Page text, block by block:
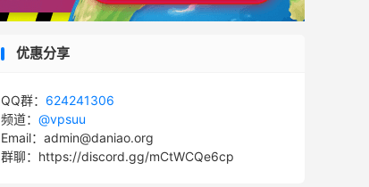
优惠分享
QQ群： 624241306
频道： @vpsuu
Email：admin@daniao.org
群聊：https://discord.gg/mCtWCQe6cp